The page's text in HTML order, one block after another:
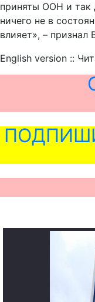
приняты ООН и так
ничего не в
влияет», – признал
English version ::